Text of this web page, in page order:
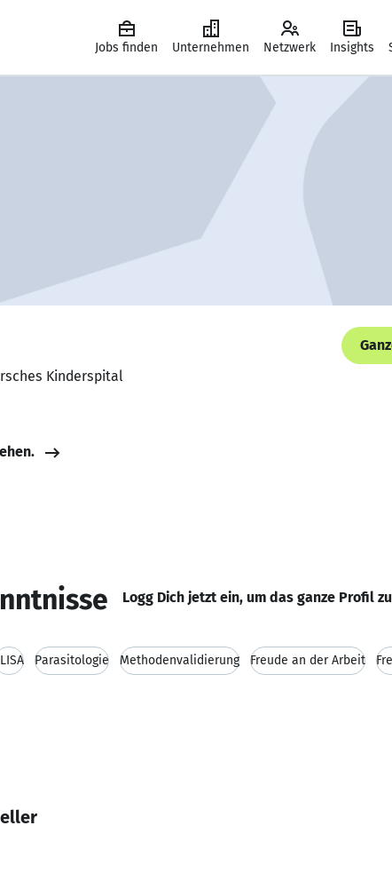
Jobs finden Unternehmen Netzwerk Insights
Kinderspital
Logg Dich jetzt ein, um das ganze Profil
Parasitologie Methodenvalidierung Freude an der Arbeit